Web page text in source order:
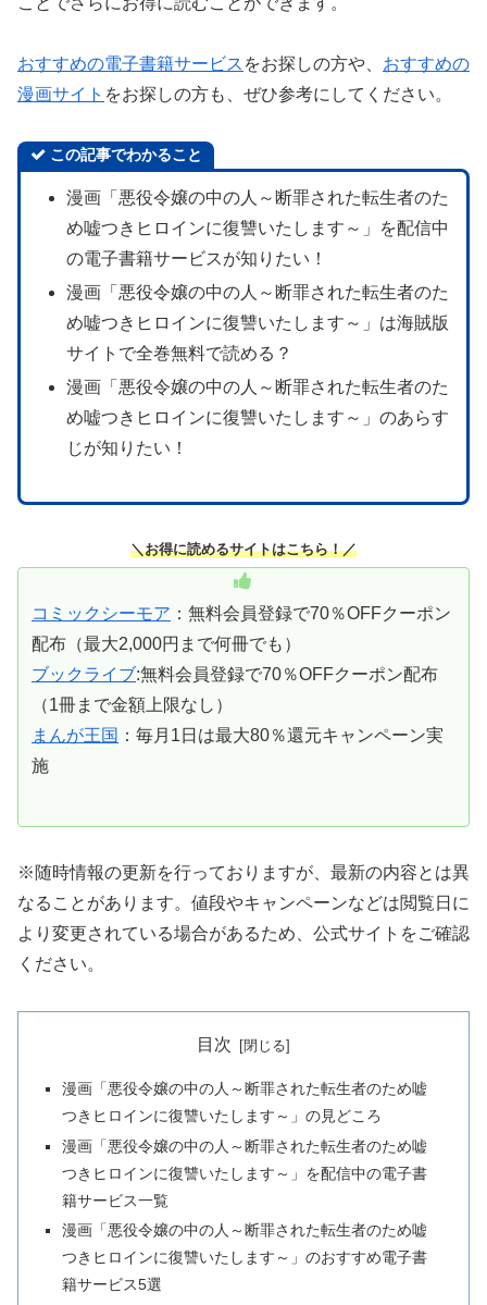
おすすめの電子書籍サービス をお探しの方や、 おすすめの
漫画サイト をお探しの方も、ぜひ参考にしてください。
この記事でわかること
漫画「悪役令嬢の中の人～断罪された転生者のた
め嘘つきヒロインに復讐いたします～」を配信中
の電子書籍サービスが知りたい！
漫画「悪役令嬢の中の人～断罪された転生者のた
め嘘つきヒロインに復讐いたします～」は海賊版
サイトで全巻無料で読める？
漫画「悪役令嬢の中の人～断罪された転生者のた
め嘘つきヒロインに復讐いたします～」のあらす
じが知りたい！
＼お得に読めるサイトはこちら！／
コミックシーモア ：無料会員登録で70％OFFクーポン
配布（最大2,000円まで何冊でも）
ブックライブ:無料会員登録で70％OFFクーポン配布
（1冊まで金額上限なし）
まんが王国 ：毎月1日は最大80％還元キャンペーン実
施
※随時情報の更新を行っておりますが、最新の内容とは異
なることがあります。値段やキャンペーンなどは閲覧日に
より変更されている場合があるため、公式サイトをご確認
ください。
目次
漫画「悪役令嬢の中の人～断罪された転生者のため嘘
つきヒロインに復讐いたします～」の見どころ
漫画「悪役令嬢の中の人～断罪された転生者のため嘘
つきヒロインに復讐いたします～」を配信中の電子書
籍サービス一覧
漫画「悪役令嬢の中の人～断罪された転生者のため嘘
つきヒロインに復讐いたします～」のおすすめ電子書
籍サービス5選